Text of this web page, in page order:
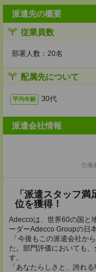
派遣先の概要
従業員数
部署人数：20名
配属先について
平均年齢 30代
派遣会社情報
労働
「派遣スタッフ
位を獲得！
Adeccoは、世界60の国と
ーダーAdecco Groupの日
「今後もこの派遣会社か
た。部門評価においても
す。
「あなたらしさと、誇れ